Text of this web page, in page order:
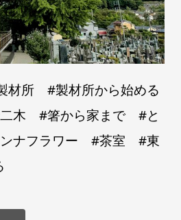
材所 #製材所から始める
木 #箸から家まで #と
ナフラワー #茶室 #東